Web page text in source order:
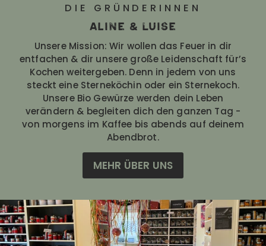
DIE GRÜNDERINNEN
Aline & Luise
Unsere Mission: Wir wollen das Feuer in dir
entfachen & dir unsere große Leidenschaft für’s
Kochen weitergeben. Denn in jedem von uns
steckt eine Sterneköchin oder ein Sternekoch.
Unsere Bio Gewürze werden dein Leben
verändern & begleiten dich den ganzen Tag -
von morgens im Kaffee bis abends auf deinem
Abendbrot.
MEHR ÜBER UNS